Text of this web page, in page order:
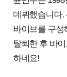
데뷔했습니다.
바이브를 구성
탈퇴한 후 바
하네요!